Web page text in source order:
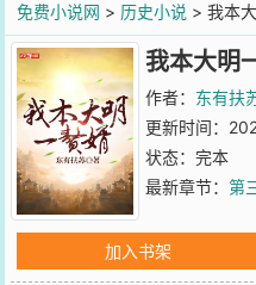
免费小说网 > 历史小说 > 我本
我本大明
作者： 东有扶
更新时间：
状态：完本
最新章节： 第
加入书架